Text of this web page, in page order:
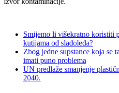
Smijemo li višekratno koristiti
kutijama od sladoleda?
Zbog jedne supstance koja se
imati puno problema
UN predlaže smanjenje
2040.